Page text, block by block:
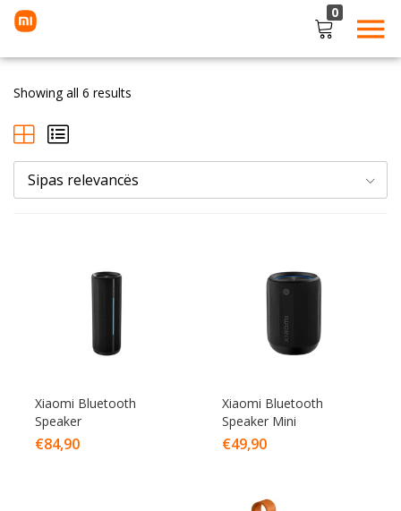
0
Enter your username and password to login.
Showing all 6 results
Sipas relevancës
Xiaomi Bluetooth
Speaker
€84,90
Xiaomi Bluetooth
Speaker Mini
€49,90